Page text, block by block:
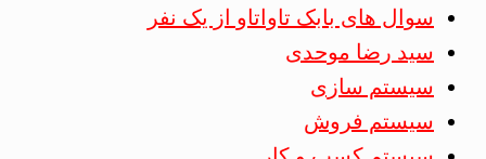
سوال های بابک تاواتاو از یک نفر
سید رضا موحدی
سیستم سازی
سیستم فروش